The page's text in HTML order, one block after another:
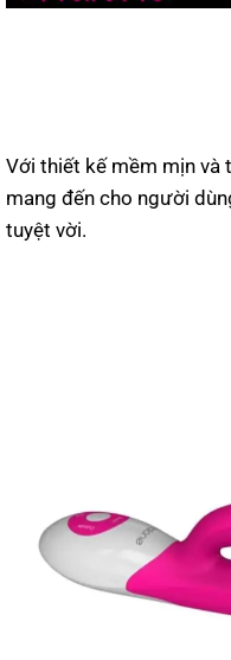
Với thiết kế mềm mịn và
mang đến cho người
tuyệt vời.